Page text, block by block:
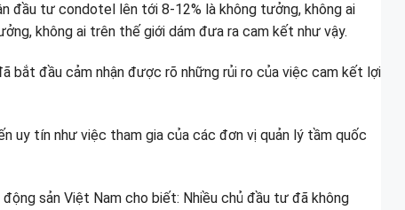
đầu tư condotel lên tới 8-12% là không tưởng, không ai
không ai trên thế giới dám đưa ra cam kết như vậy.
bắt đầu cảm nhận được rõ những rủi ro của việc cam kết lợi
uy tín như việc tham gia của các đơn vị quản lý tầm quốc
sản Việt Nam cho biết: Nhiều chủ đầu tư đã không